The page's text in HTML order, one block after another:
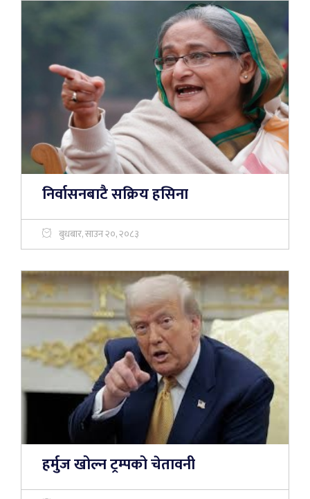
निर्वासनबाटै सक्रिय हसिना
बुधबार, साउन २०, २०८३
हर्मुज खोल्न ट्रम्पको चेतावनी